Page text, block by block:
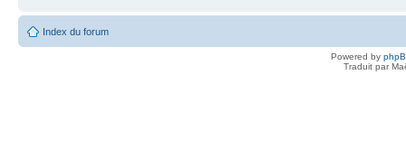
Index du forum
Powered by
Traduit par